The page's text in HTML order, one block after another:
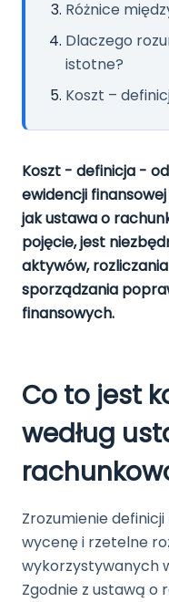
Różnice
Dlaczego
istotne?
Koszt –
Koszt - definicja -
ewidencji
jak ustawa o
pojęcie, jest
aktywów,
sporządzania
finansowych.
Co to jest
według
Zrozumienie
wycenę i rzetelne
wykorzystywanych
Zgodnie z ustawą o